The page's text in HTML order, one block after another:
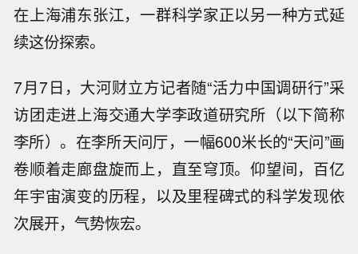
在上海浦东张江，一群科学家正以另一种方式延
续这份探索。
7月7日，大河财立方记者随“活力中国调研行”采
访团走进上海交通大学李政道研究所（以下简称
李所）。在李所天问厅，一幅600米长的“天问”画
卷顺着走廊盘旋而上，直至穹顶。仰望间，百亿
年宇宙演变的历程，以及里程碑式的科学发现依
次展开，气势恢宏。